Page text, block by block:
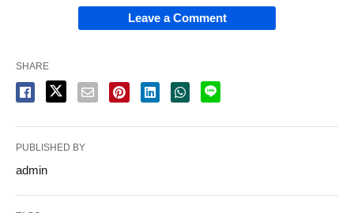
Leave a Comment
SHARE
PUBLISHED BY
admin